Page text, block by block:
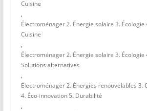
Cuisine
,
Électroménager 2. Énergie solaire 3. Écologie
Cuisine
,
Électroménager 2. Énergie solaire 3. Écologie
Solutions alternatives
,
Électroménager 2. Énergies renouvelables 3.
4. Éco-innovation 5. Durabilité
,